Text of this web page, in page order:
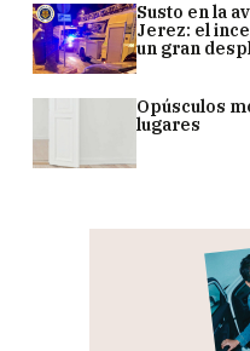
Susto en la
Jerez: el
un gran
Opúsculos
lugares